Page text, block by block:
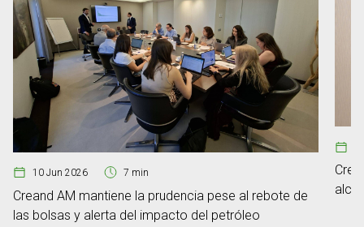
10 Jun 2026 7 min
Creand AM mantiene la prudencia pese al rebote de
las bolsas y alerta del impacto del petróleo